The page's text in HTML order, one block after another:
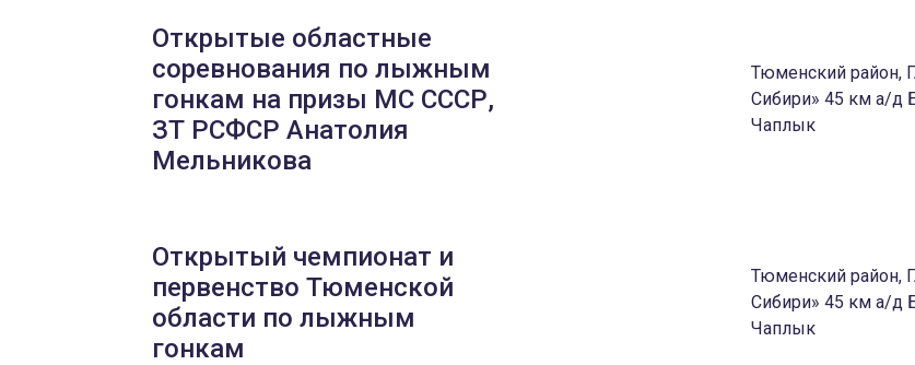
Открытые областные
соревнования по лыжным
гонкам на призы МС СССР,
ЗТ РСФСР Анатолия
Мельникова
Тюменский район,
Сибири» 45 км а/д
Чаплык
Открытый чемпионат и
первенство Тюменской
области по лыжным
гонкам
Тюменский район,
Сибири» 45 км а/д
Чаплык